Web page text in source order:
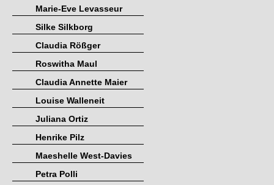
Marie-Eve Levasseur
Silke Silkborg
Claudia Rößger
Roswitha Maul
Claudia Annette Maier
Louise Walleneit
Juliana Ortiz
Henrike Pilz
Maeshelle West-Davies
Petra Polli